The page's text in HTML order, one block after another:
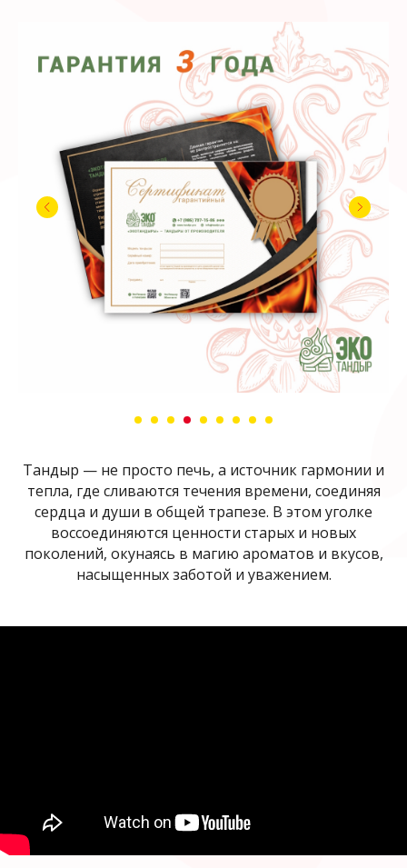
Тандыр — не просто печь, а источник гармонии и
тепла, где сливаются течения времени, соединяя
сердца и души в общей трапезе. В этом уголке
воссоединяются ценности старых и новых
поколений, окунаясь в магию ароматов и вкусов,
насыщенных заботой и уважением.